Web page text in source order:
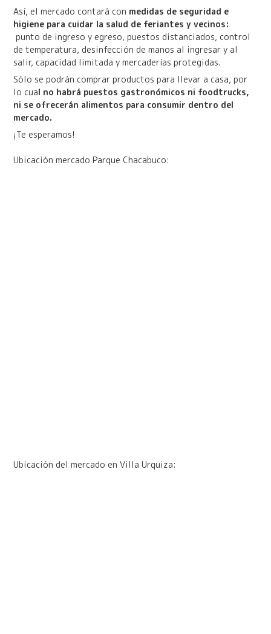
Así, el mercado contará con medidas de seguridad e
higiene para cuidar la salud de feriantes y vecinos:
punto de ingreso y egreso, puestos distanciados, control
de temperatura, desinfección de manos al ingresar y al
salir, capacidad limitada y mercaderías protegidas.
Sólo se podrán comprar productos para llevar a casa, por
lo cual no habrá puestos gastronómicos ni foodtrucks,
ni se ofrecerán alimentos para consumir dentro del
mercado.
¡Te esperamos!
Ubicación mercado Parque Chacabuco:
Ubicación del mercado en Villa Urquiza: